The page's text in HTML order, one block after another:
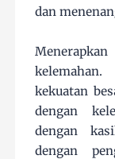
dan
kekuatan
dengan
dengan
dengan